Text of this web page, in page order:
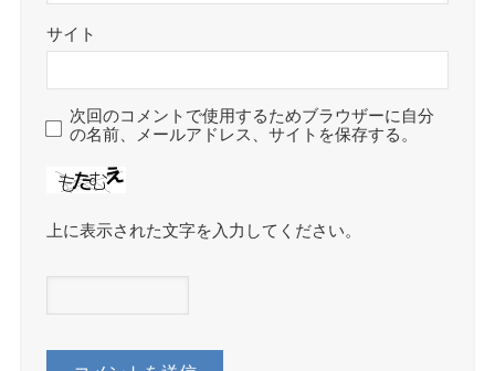
サイト
次回のコメントで使用するためブラウザーに自分
の名前、メールアドレス、サイトを保存する。
上に表示された文字を入力してください。